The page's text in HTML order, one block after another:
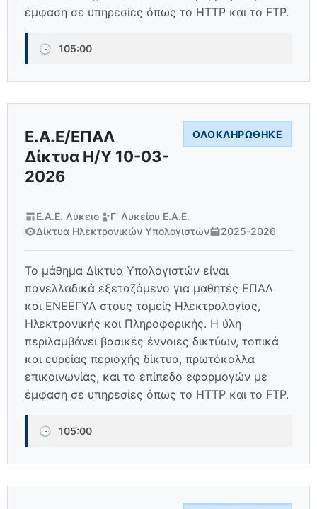
έμφαση σε υπηρεσίες όπως το HTTP και το FTP.
🕒 105:00
Ε.Α.Ε/ΕΠΑΛ
Δίκτυα Η/Υ 10-03-
2026
ΟΛΟΚΛΗΡΏΘΗΚΕ
Ε.Α.Ε. Λύκειο
Γ' Λυκείου Ε.Α.Ε.
Δίκτυα Ηλεκτρονικών Υπολογιστών
2025-2026
Το μάθημα Δίκτυα Υπολογιστών είναι
πανελλαδικά εξεταζόμενο για μαθητές ΕΠΑΛ
και ΕΝΕΕΓΥΛ στους τομείς Ηλεκτρολογίας,
Ηλεκτρονικής και Πληροφορικής. Η ύλη
περιλαμβάνει βασικές έννοιες δικτύων, τοπικά
και ευρείας περιοχής δίκτυα, πρωτόκολλα
επικοινωνίας, και το επίπεδο εφαρμογών με
έμφαση σε υπηρεσίες όπως το HTTP και το FTP.
🕒 105:00